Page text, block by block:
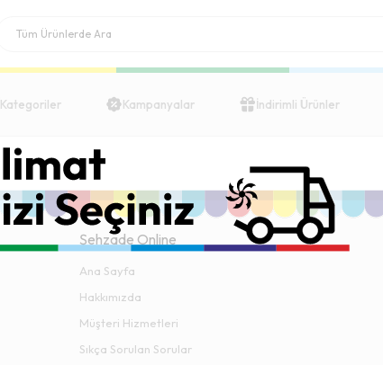
Kategoriler Kampanyalar İndirimli Ürünler
Şehzade Online
Ana Sayfa
Hakkımızda
Müşteri Hizmetleri
Sıkça Sorulan Sorular